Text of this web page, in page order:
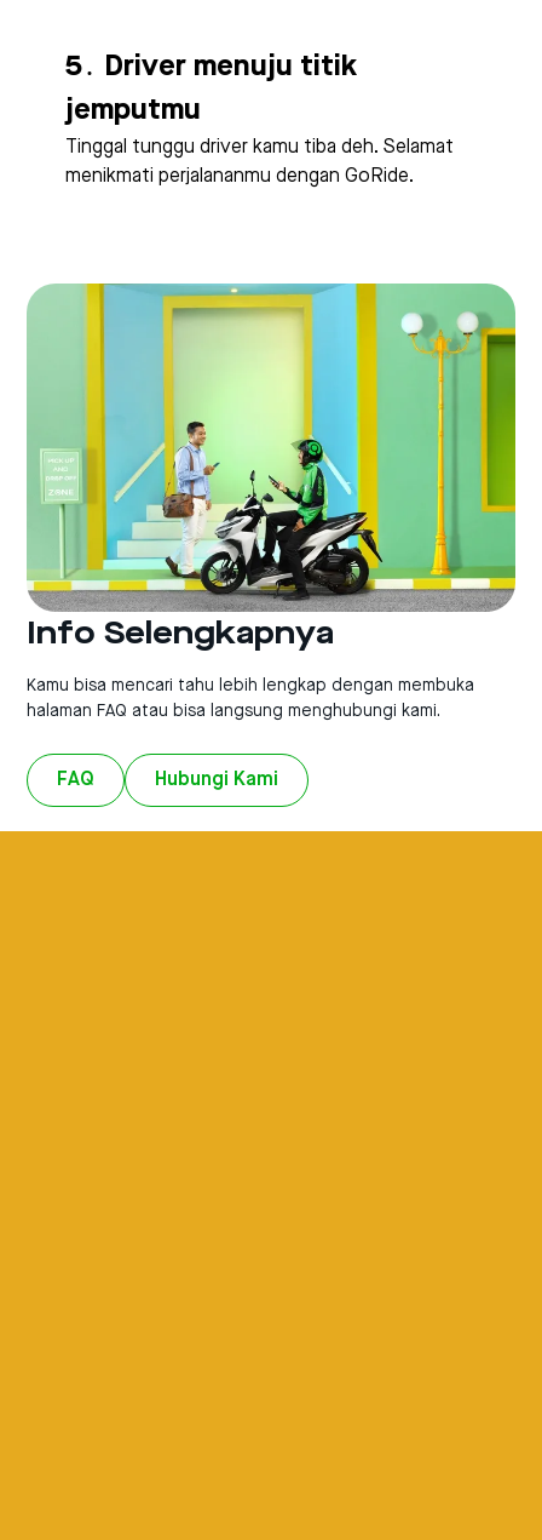
5․ Driver menuju titik
jemputmu
Tinggal tunggu driver kamu tiba deh. Selamat
menikmati perjalananmu dengan GoRide.
Info Selengkapnya
Kamu bisa mencari tahu lebih lengkap dengan membuka
halaman FAQ atau bisa langsung menghubungi kami.
FAQ Hubungi Kami